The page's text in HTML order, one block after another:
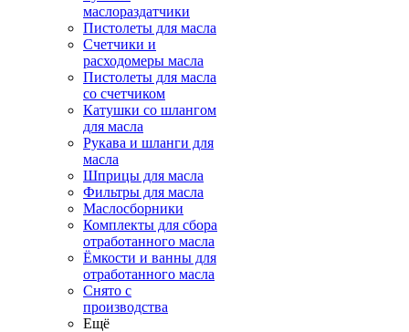
маслораздатчики
Пистолеты для масла
Счетчики и
расходомеры масла
Пистолеты для масла
со счетчиком
Катушки со шлангом
для масла
Рукава и шланги для
масла
Шприцы для масла
Фильтры для масла
Маслосборники
Комплекты для сбора
отработанного масла
Ёмкости и ванны для
отработанного масла
Снято с
производства
Ещё